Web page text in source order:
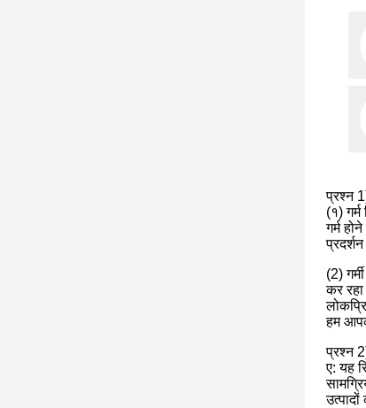
प्रश्न
(१)
गर्म
(2)
कर
हम
प्रश्न
ए: यह